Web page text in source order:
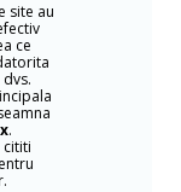
site au
ce
.
cititi